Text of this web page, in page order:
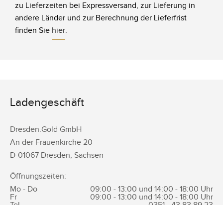
zu Lieferzeiten bei Expressversand, zur Lieferung in
andere Länder und zur Berechnung der Lieferfrist
finden Sie hier.
Ladengeschäft
Dresden.Gold GmbH
An der Frauenkirche 20
D-01067 Dresden, Sachsen
Öffnungszeiten:
Mo - Do
09:00 - 13:00 und 14:00 - 18:00 Uhr
Fr
09:00 - 13:00 und 14:00 - 18:00 Uhr